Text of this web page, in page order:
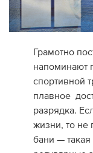
Грамотно
напоминают
спортивной
плавное
разрядка.
жизни, то не
бани — такая
Дилеры
Контакты